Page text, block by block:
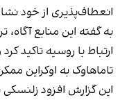
انعطاف‌پذیری از خود
به گفته این منابع آگاه،
ارتباط با روسیه تاکید
تاماهاوک‌ به اوکراین
این گزارش افزود زلنسکی